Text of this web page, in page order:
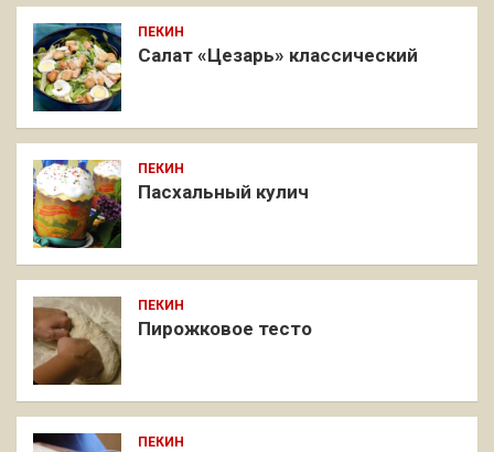
ПЕКИН
Салат «Цезарь» классический
ПЕКИН
Пасхальный кулич
ПЕКИН
Пирожковое тесто
ПЕКИН